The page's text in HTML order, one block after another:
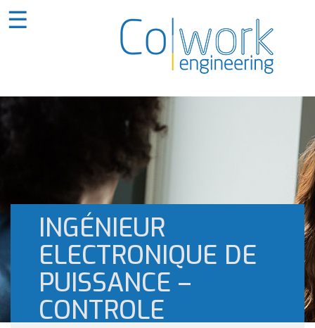
☰
INGÉNIEUR
ELECTRONIQUE DE
PUISSANCE –
CONTROLE